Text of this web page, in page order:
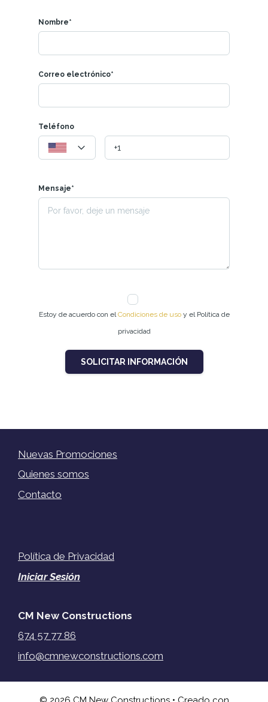
Nombre*
Correo electrónico*
Teléfono
Mensaje*
Estoy de acuerdo con elCondiciones de uso y el Política de
privacidad
SOLICITAR INFORMACIÓN
Nuevas Promociones
Quienes somos
Contacto
Política de Privacidad
Iniciar Sesión
CM New Constructions
674 57 77 86
info@cmnewconstructions.com